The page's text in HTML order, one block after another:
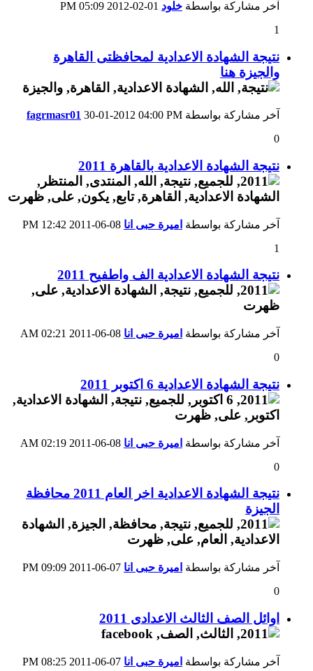
آخر مشاركة بواسطة خلود
05:09 PM
1
نتيجة الشهادة الاعدادية لمحافظتى القاهرة
والجيزة هنا
آخر مشاركة بواسطة fagrmasr01 30-01-2012 04:00 PM
0
نتيجة الشهادة الاعدادية بالقاهرة 2011
آخر مشاركة بواسطة اميرة حبى انا
12:42 PM
1
نتيجة الشهادة الاعدادية الف واطفيح 2011
آخر مشاركة بواسطة اميرة حبى انا
02:21 AM
0
نتيجة الشهادة الاعدادية 6 اكتوبر 2011
آخر مشاركة بواسطة اميرة حبى انا
02:19 AM
0
نتيجة الشهادة الاعدادية اخر العام 2011 محافظة
الجيزة
آخر مشاركة بواسطة اميرة حبى انا
09:09 PM
0
اوائل الصف الثالث الاعدادى 2011
آخر مشاركة بواسطة اميرة حبى انا
08:25 PM